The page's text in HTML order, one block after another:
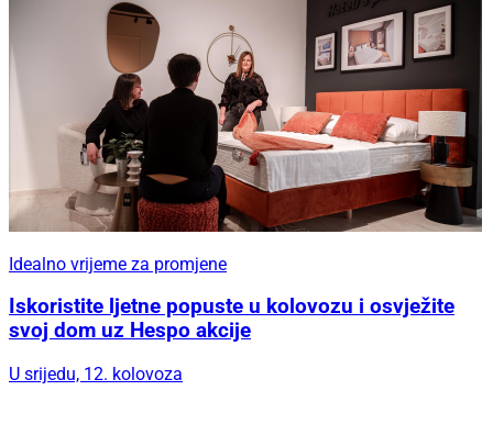
Idealno vrijeme za promjene
Iskoristite ljetne popuste u kolovozu i osvježite
svoj dom uz Hespo akcije
U srijedu, 12. kolovoza